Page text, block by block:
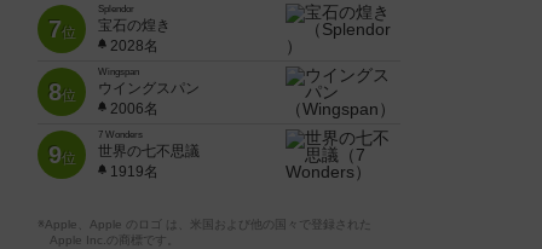
7位
Splendor
宝石の煌き
2028名
8位
Wingspan
ウイングスパン
2006名
9位
7 Wonders
世界の七不思議
1919名
※Apple、Apple のロゴ は、米国および他の国々で登録された
Apple Inc.の商標です。